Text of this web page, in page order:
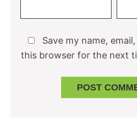
Save my name,
this browser for the next